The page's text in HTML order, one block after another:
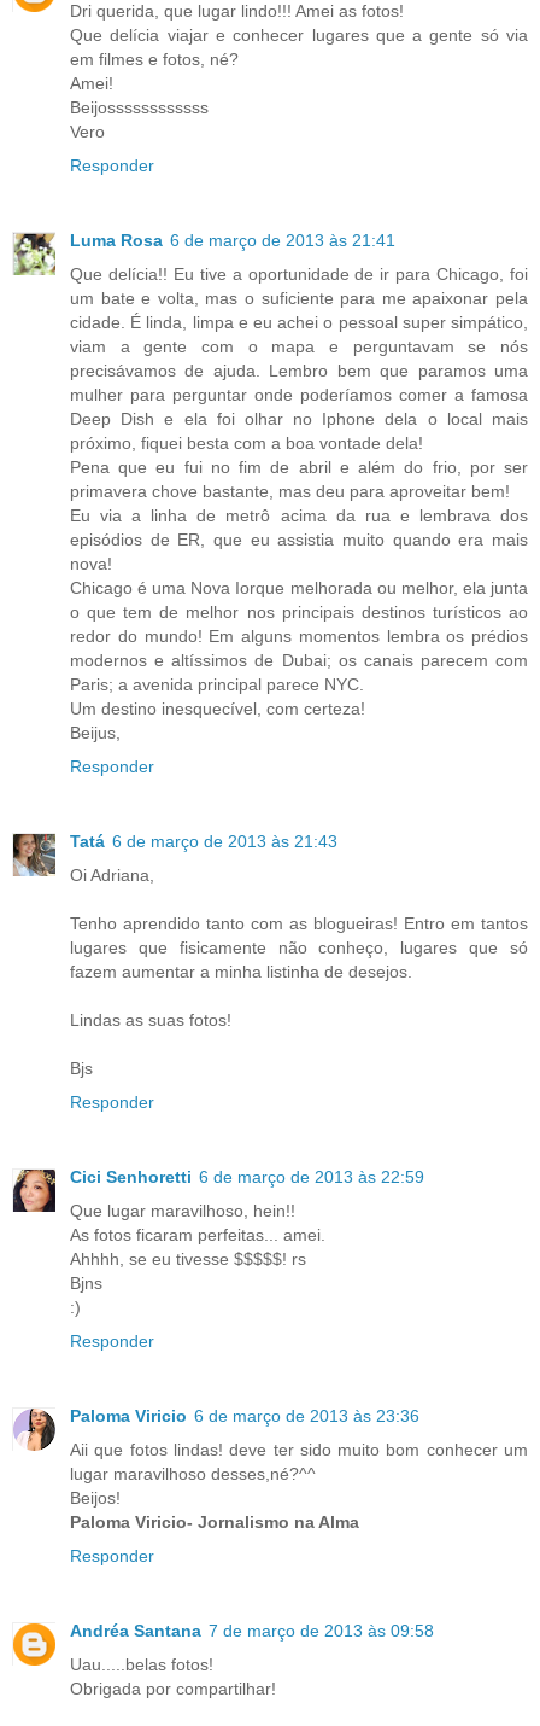
Dri querida, que lugar lindo!!! Amei as fotos!
Que delícia viajar e conhecer lugares que a gente só via
em filmes e fotos, né?
Amei!
Beijossssssssssss
Vero
Responder
Luma Rosa 6 de março de 2013 às 21:41
Que delícia!! Eu tive a oportunidade de ir para Chicago, foi
um bate e volta, mas o suficiente para me apaixonar pela
cidade. É linda, limpa e eu achei o pessoal super simpático,
viam a gente com o mapa e perguntavam se nós
precisávamos de ajuda. Lembro bem que paramos uma
mulher para perguntar onde poderíamos comer a famosa
Deep Dish e ela foi olhar no Iphone dela o local mais
próximo, fiquei besta com a boa vontade dela!
Pena que eu fui no fim de abril e além do frio, por ser
primavera chove bastante, mas deu para aproveitar bem!
Eu via a linha de metrô acima da rua e lembrava dos
episódios de ER, que eu assistia muito quando era mais
nova!
Chicago é uma Nova Iorque melhorada ou melhor, ela junta
o que tem de melhor nos principais destinos turísticos ao
redor do mundo! Em alguns momentos lembra os prédios
modernos e altíssimos de Dubai; os canais parecem com
Paris; a avenida principal parece NYC.
Um destino inesquecível, com certeza!
Beijus,
Responder
Tatá 6 de março de 2013 às 21:43
Oi Adriana,
Tenho aprendido tanto com as blogueiras! Entro em tantos
lugares que fisicamente não conheço, lugares que só
fazem aumentar a minha listinha de desejos.
Lindas as suas fotos!
Bjs
Responder
Cici Senhoretti 6 de março de 2013 às 22:59
Que lugar maravilhoso, hein!!
As fotos ficaram perfeitas... amei.
Ahhhh, se eu tivesse $$$$$! rs
Bjns
:)
Responder
Paloma Viricio 6 de março de 2013 às 23:36
Aii que fotos lindas! deve ter sido muito bom conhecer um
lugar maravilhoso desses,né?^^
Beijos!
Paloma Viricio- Jornalismo na Alma
Responder
Andréa Santana 7 de março de 2013 às 09:58
Uau.....belas fotos!
Obrigada por compartilhar!